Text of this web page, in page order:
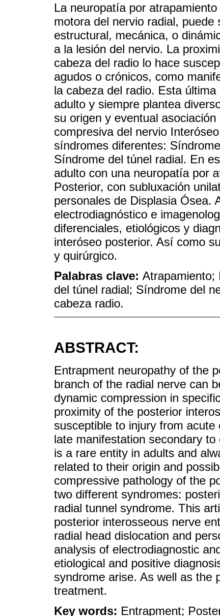
La neuropatía por
motora del nervio radial,
estructural, mecánica, o
a la lesión del nervio. La
cabeza del radio lo hace
agudos o crónicos, como
la cabeza del radio. Esta
adulto y siempre plantea
su origen y eventual
compresiva del nervio
síndromes diferentes:
Síndrome del túnel radial. En
adulto con una neuropatía por
Posterior, con subluxación
personales de Displasia Ósea.
electrodiagnóstico e
diferenciales, etiológicos y
interóseo posterior. Así como
y quirúrgico.
Palabras clave: Atrapamiento;
del túnel radial; Síndrome del
cabeza radio.
ABSTRACT:
Entrapment neuropathy of the
branch of the radial nerve can
dynamic compression in
proximity of the posterior
susceptible to injury from
late manifestation secondary
is a rare entity in adults and
related to their origin and
compressive pathology of the
two different syndromes:
radial tunnel syndrome. This
posterior interosseous nerve
radial head dislocation and
analysis of electrodiagnostic
etiological and positive
syndrome arise. As well as the
treatment.
Key words: Entrapment;